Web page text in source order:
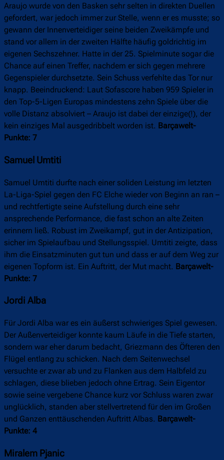
Araujo wurde von den Basken sehr selten in direkten Duellen
gefordert, war jedoch immer zur Stelle, wenn er es musste; so
gewann der Innenverteidiger seine beiden Zweikämpfe und
stand vor allem in der zweiten Hälfte häufig goldrichtig im
eigenen Sechszehner. Hatte in der 25. Spielminute sogar die
Chance auf einen Treffer, nachdem er sich gegen mehrere
Gegenspieler durchsetzte. Sein Schuss verfehlte das Tor nur
knapp. Beeindruckend: Laut Sofascore haben 959 Spieler in
den Top-5-Ligen Europas mindestens zehn Spiele über die
volle Distanz absolviert – Araujo ist dabei der einzige(!), der
kein einziges Mal ausgedribbelt worden ist. Barçawelt-
Punkte: 7
Samuel Umtiti
Samuel Umtiti durfte nach einer soliden Leistung im letzten
La-Liga-Spiel gegen den FC Elche wieder von Beginn an ran –
und rechtfertigte seine Aufstellung durch eine sehr
ansprechende Performance, die fast schon an alte Zeiten
erinnern ließ. Robust im Zweikampf, gut in der Antizipation,
sicher im Spielaufbau und Stellungsspiel. Umtiti zeigte, dass
ihm die Einsatzminuten gut tun und dass er auf dem Weg zur
eigenen Topform ist. Ein Auftritt, der Mut macht. Barçawelt-
Punkte: 7
Jordi Alba
Für Jordi Alba war es ein äußerst schwieriges Spiel gewesen.
Der Außenverteidiger konnte kaum Läufe in die Tiefe starten,
sondern war eher darum bedacht, Griezmann des Öfteren den
Flügel entlang zu schicken. Nach dem Seitenwechsel
versuchte er zwar ab und zu Flanken aus dem Halbfeld zu
schlagen, diese blieben jedoch ohne Ertrag. Sein Eigentor
sowie seine vergebene Chance kurz vor Schluss waren zwar
unglücklich, standen aber stellvertretend für den im Großen
und Ganzen enttäuschenden Auftritt Albas. Barçawelt-
Punkte: 4
Miralem Pjanic